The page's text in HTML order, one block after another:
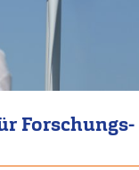
Forschungs-